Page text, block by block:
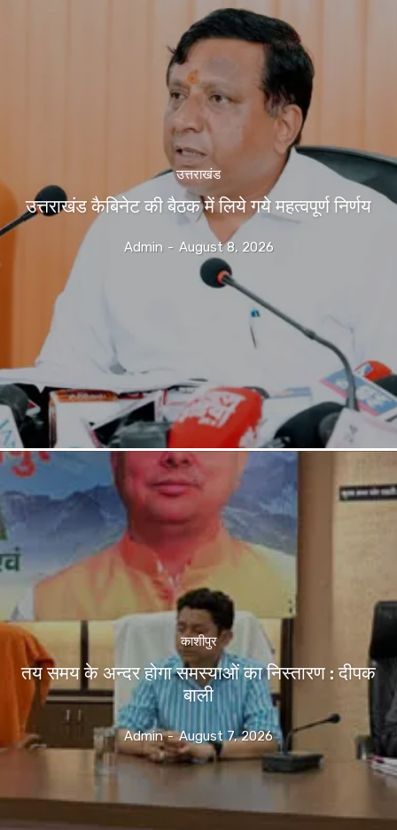
उत्तराखंड
उत्तराखंड कैबिनेट की बैठक में लिये गये महत्वपूर्ण निर्णय
Admin - August 8, 2026
काशीपुर
तय समय के अन्दर होगा समस्याओं का निस्तारण : दीपक
बाली
Admin - August 7, 2026